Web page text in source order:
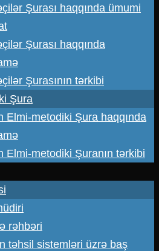
Şurası haqqında ümumi
Şurası haqqında
Şurasının tərkibi
Şura
Elmi-metodiki Şura haqqında
Elmi-metodiki Şuranın tərkibi
rəhbəri
təhsil sistemləri üzrə baş